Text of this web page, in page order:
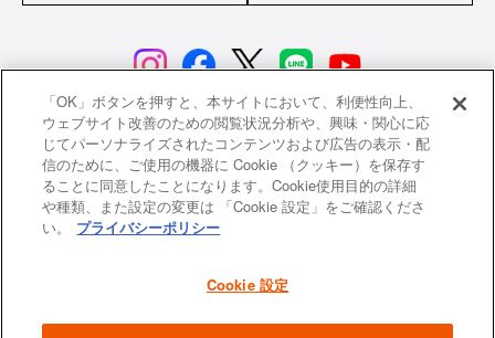
サイトポリシー 特定商取引法に基づく表示
並行輸入品について 個人情報保護方針
返品について
よくあるご質問 お問い合わせ
「OK」ボタンを押すと、本サイトにおいて、利便性向上、
ウェブサイト改善のための閲覧状況分析や、興味・関心に応
じてパーソナライズされたコンテンツおよび広告の表示・配
信のために、ご使用の機器に Cookie （クッキー）を保存す
ることに同意したことになります。Cookie使用目的の詳細
や種類、また設定の変更は 「Cookie 設定」をご確認くださ
い。
プライバシーポリシー
Cookie 設定